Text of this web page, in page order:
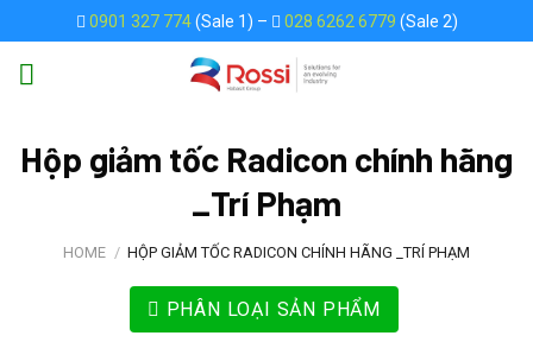
to
content
0901 327 774(Sale 1) – 028 6262 6779 (Sale 2)
Hộp giảm tốc Radicon chính hãng
_Trí Phạm
HOME / HỘP GIẢM TỐC RADICON CHÍNH HÃNG _TRÍ PHẠM
PHÂN LOẠI SẢN PHẨM